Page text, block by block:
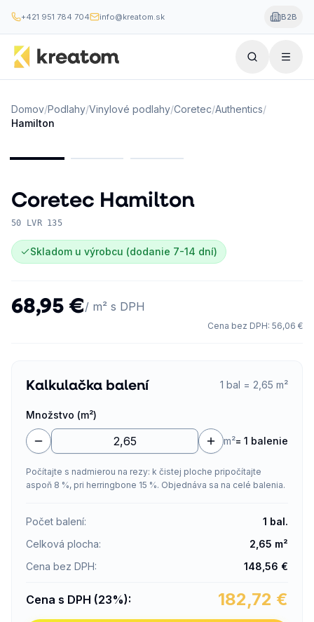
+421 951 784 704 info@kreatom.sk B2B
Domov/Podlahy/Vinylové podlahy/Coretec/Authentics/
Hamilton
Coretec Hamilton
50 LVR 135
Skladom u výrobcu (dodanie 7-14 dní)
68,95 €/ m² s DPH
Cena bez DPH: 56,06 €
Kalkulačka balení 1 bal = 2,65 m²
Množstvo (m²)
m²= 1 balenie
Počítajte s nadmierou na rezy: k čistej ploche pripočítajte
aspoň 8 %, pri herringbone 15 %. Objednáva sa na celé balenia.
Počet balení: 1 bal.
Celková plocha: 2,65 m²
Cena bez DPH: 148,56 €
Cena s DPH (23%): 182,72 €